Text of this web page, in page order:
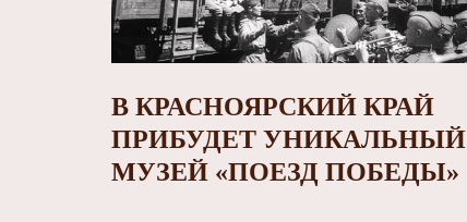
В КРАСНОЯРСКИЙ КРАЙ
ПРИБУДЕТ УНИКАЛЬНЫЙ
МУЗЕЙ «ПОЕЗД ПОБЕДЫ»